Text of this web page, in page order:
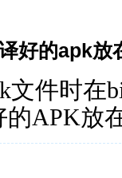
好的apk放
文件时在
的APK放